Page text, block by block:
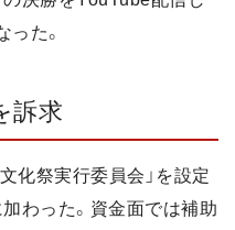
た。
訴求
化祭実行委員会」を設定
わった。資金面では補助